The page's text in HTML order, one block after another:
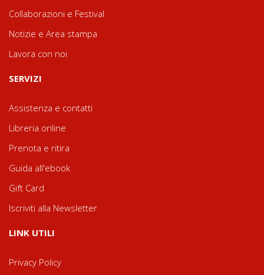
Collaborazioni e Festival
Notizie e Area stampa
Lavora con noi
SERVIZI
Assistenza e contatti
Libreria online
Prenota e ritira
Guida all'ebook
Gift Card
Iscriviti alla Newsletter
LINK UTILI
Privacy Policy